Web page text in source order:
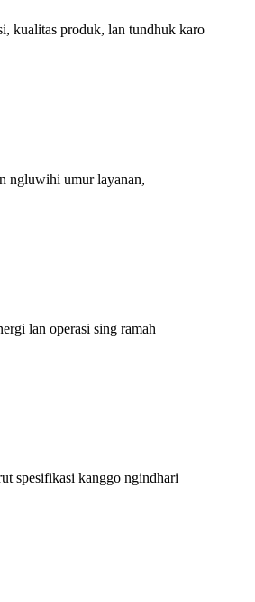
kualitas produk, lan tundhuk karo
ngluwihi umur layanan,
lan operasi sing ramah
spesifikasi kanggo ngindhari